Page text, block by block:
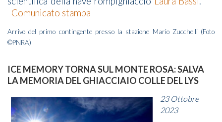
Comunicato stampa
Arrivo del primo contingente presso la stazione Mario Zucchelli (Foto
©PNRA)
ICE MEMORY TORNA SUL MONTE ROSA: SALVA
LA MEMORIA DEL GHIACCIAIO COLLE DEL LYS
23 Ottobre
2023